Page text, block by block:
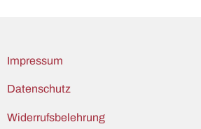
Impressum
Datenschutz
Widerrufsbelehrung